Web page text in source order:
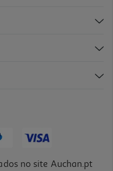
no site Auchan.pt